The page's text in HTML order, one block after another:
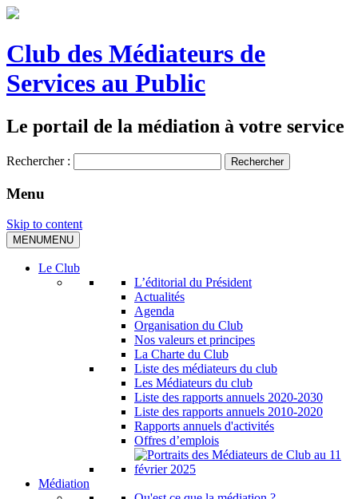
Club des Médiateurs de
Services au Public
Le portail de la médiation à votre service
Rechercher :
Menu
Skip to content
MENUMENU
Le Club
L’éditorial du Président
Actualités
Agenda
Organisation du Club
Nos valeurs et principes
La Charte du Club
Liste des médiateurs du club
Les Médiateurs du club
Liste des rapports annuels 2020-2030
Liste des rapports annuels 2010-2020
Rapports annuels d'activités
Offres d’emplois
Médiation